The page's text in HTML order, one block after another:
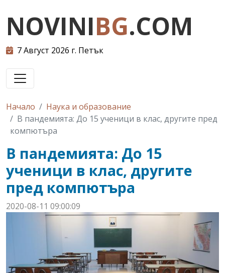
NOVINIBG.COM
7 Август 2026 г. Петък
Начало
Наука и образование
В пандемията: До 15 ученици в клас, другите пред
компютъра
В пандемията: До 15
ученици в клас, другите
пред компютъра
2020-08-11 09:00:09